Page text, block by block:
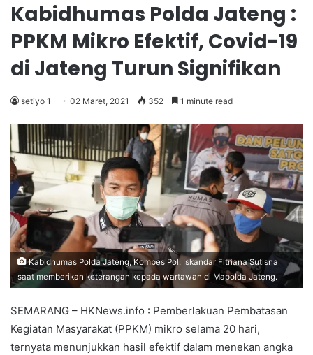
Kabidhumas Polda Jateng :
PPKM Mikro Efektif, Covid-19
di Jateng Turun Signifikan
setiyo 1 02 Maret, 2021 352 1 minute read
Kabidhumas Polda Jateng, Kombes Pol. Iskandar Fitriana Sutisna
saat memberikan keterangan kepada wartawan di Mapolda Jateng.
SEMARANG – HKNews.info : Pemberlakuan Pembatasan
Kegiatan Masyarakat (PPKM) mikro selama 20 hari,
ternyata menunjukkan hasil efektif dalam menekan angka